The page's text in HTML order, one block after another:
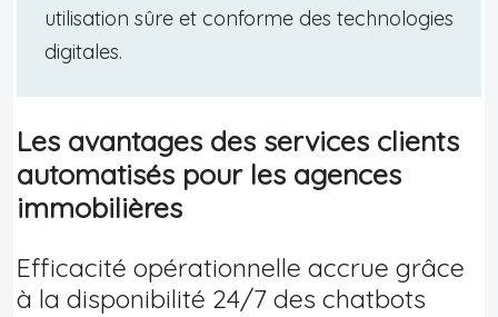
utilisation sûre et conforme des technologies
digitales.
Les avantages des services clients
automatisés pour les agences
immobilières
Efficacité opérationnelle accrue grâce
à la disponibilité 24/7 des chatbots